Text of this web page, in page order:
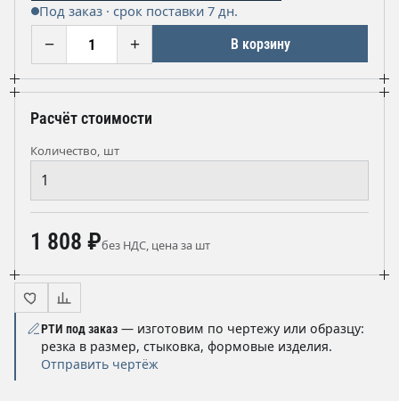
Под заказ · срок поставки 7 дн.
− + В корзину
Расчёт стоимости
Количество, шт
1 808 ₽без НДС, цена за шт
РТИ под заказ — изготовим по чертежу или образцу:
резка в размер, стыковка, формовые изделия.
Отправить чертёж